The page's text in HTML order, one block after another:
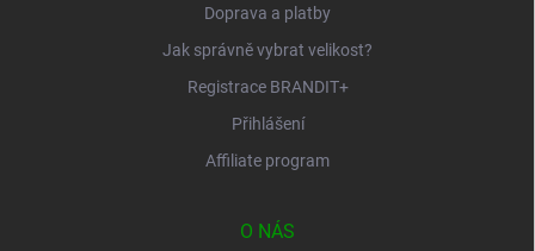
Doprava a platby
Jak správně vybrat velikost?
Registrace BRANDIT+
Přihlášení
Affiliate program
O NÁS